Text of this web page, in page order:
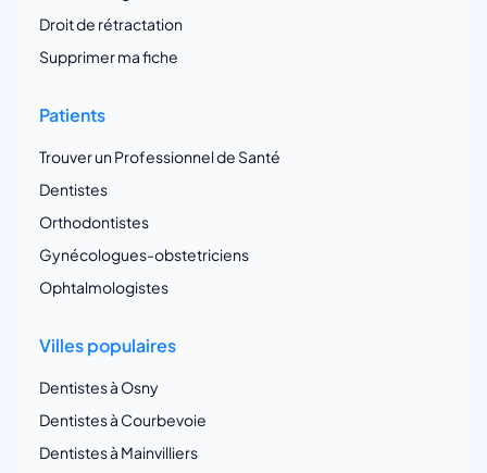
Droit de rétractation
Supprimer ma fiche
Patients
Trouver un Professionnel de Santé
Dentistes
Orthodontistes
Gynécologues-obstetriciens
Ophtalmologistes
Villes populaires
Dentistes à Osny
Dentistes à Courbevoie
Dentistes à Mainvilliers